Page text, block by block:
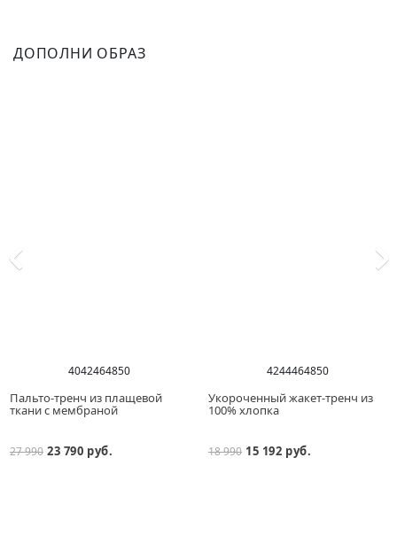
ДОПОЛНИ ОБРАЗ
4042464850
Пальто-тренч из плащевой
ткани с мембраной
27 990 23 790 руб.
4244464850
Укороченный жакет-тренч из
100% хлопка
18 990 15 192 руб.